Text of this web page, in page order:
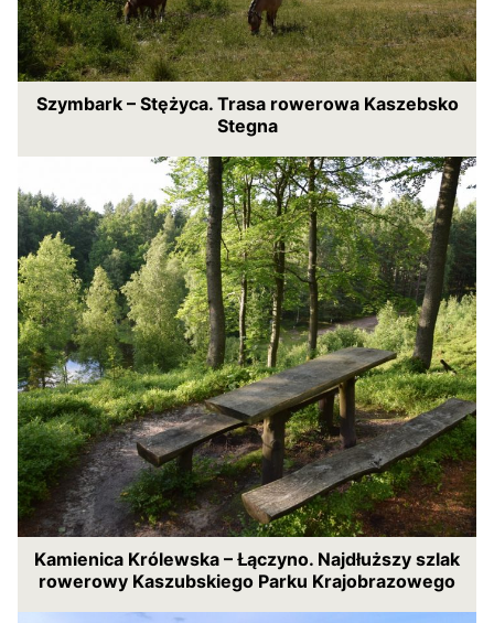
Szymbark – Stężyca. Trasa rowerowa Kaszebsko
Stegna
Kamienica Królewska – Łączyno. Najdłuższy szlak
rowerowy Kaszubskiego Parku Krajobrazowego